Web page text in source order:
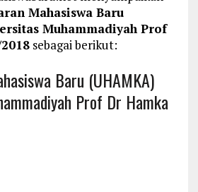
Mahasiswa Baru
Muhammadiyah Prof
sebagai berikut:
Baru (UHAMKA)
Prof Dr Hamka